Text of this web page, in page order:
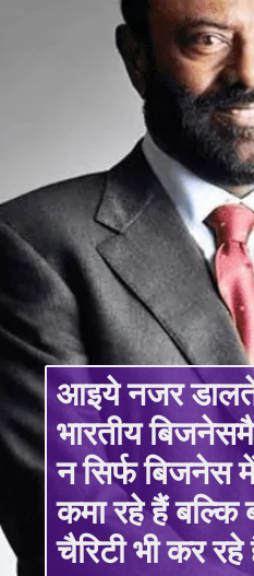
आइये नजर
भारतीय
न सिर्फ बिजनेस
कमा रहे हैं बल्कि
चैरिटी भी कर रहे